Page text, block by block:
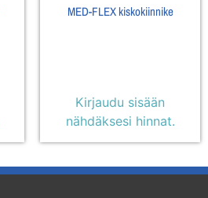
MED-FLEX kiskokiinnike
Kirjaudu sisään
nähdäksesi hinnat.